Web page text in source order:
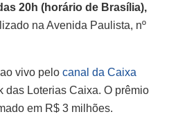
20h (horário de Brasília),
na Avenida Paulista, nº
vivo pelo canal da Caixa
das Loterias Caixa. O prêmio
em R$ 3 milhões.